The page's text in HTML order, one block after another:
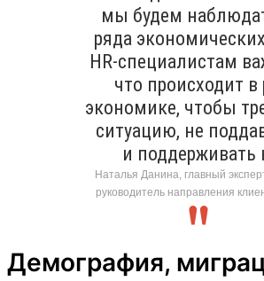
мы будем
ряда
HR-специалистам
что происходит в
экономике, чтобы
ситуацию, не
и
Наталья Данина, главный
руководитель направления
Демография,